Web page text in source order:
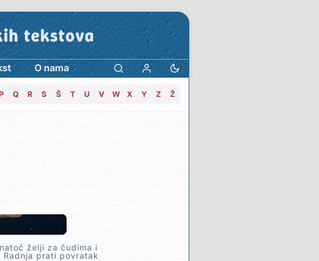
tekstova
O nama
Q R S Š T U V W X Y Z Ž
želji za čudima i
prati povratak